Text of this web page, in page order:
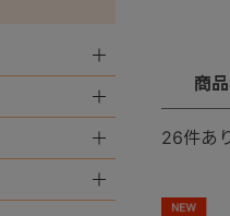
商
26件あ